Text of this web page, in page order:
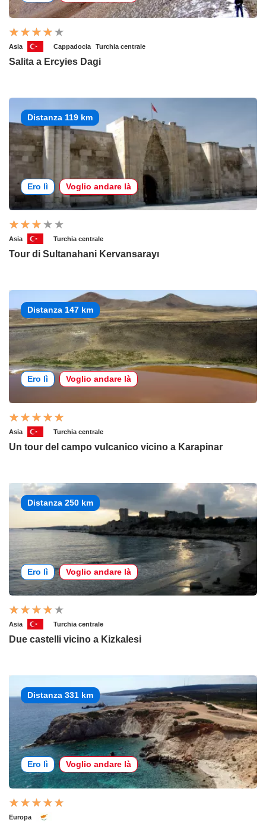
Asia Cappadocia Turchia centrale
Salita a Ercyies Dagi
Distanza 119 km
Ero lì Voglio andare là
Asia Turchia centrale
Tour di Sultanahani Kervansarayı
Distanza 147 km
Ero lì Voglio andare là
Asia Turchia centrale
Un tour del campo vulcanico vicino a Karapinar
Distanza 250 km
Ero lì Voglio andare là
Asia Turchia centrale
Due castelli vicino a Kizkalesi
Distanza 331 km
Ero lì Voglio andare là
Europa